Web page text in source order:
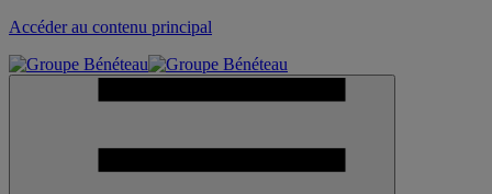
Accéder au contenu principal